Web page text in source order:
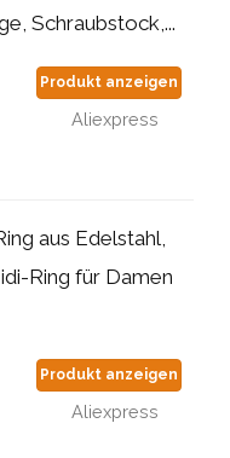
Schraubstock,...
Produkt anzeigen
Aliexpress
aus Edelstahl,
Ring für Damen
Produkt anzeigen
Aliexpress